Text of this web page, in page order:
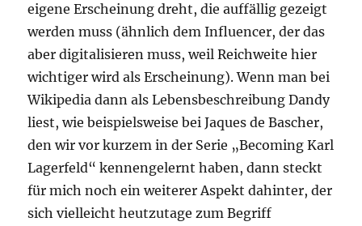
eigene Erscheinung dreht, die auffällig gezeigt
werden muss (ähnlich dem Influencer, der das
aber digitalisieren muss, weil Reichweite hier
wichtiger wird als Erscheinung). Wenn man bei
Wikipedia dann als Lebensbeschreibung Dandy
liest, wie beispielsweise bei Jaques de Bascher,
den wir vor kurzem in der Serie „Becoming Karl
Lagerfeld“ kennengelernt haben, dann steckt
für mich noch ein weiterer Aspekt dahinter, der
sich vielleicht heutzutage zum Begriff